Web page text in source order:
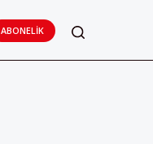
ABONELIK